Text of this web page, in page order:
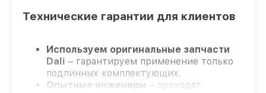
Технические гарантии для клиентов
Используем оригинальные запчасти
Dali – гарантируем применение только
подлинных комплектующих.
Опытные инженеры – проходят